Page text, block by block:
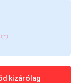
kizárólag